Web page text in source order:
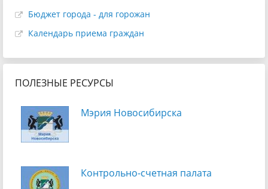
Бюджет города - для горожан
Календарь приема граждан
ПОЛЕЗНЫЕ РЕСУРСЫ
Мэрия Новосибирска
Контрольно-счетная палата